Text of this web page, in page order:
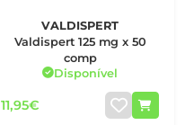
VALDISPERT
Valdispert 125 mg x 50
comp
Disponível
11,95€